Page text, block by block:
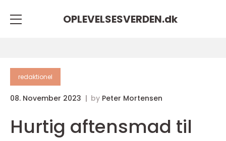
OPLEVELSESVERDEN.dk
redaktionel
08. November 2023 by Peter Mortensen
Hurtig aftensmad til